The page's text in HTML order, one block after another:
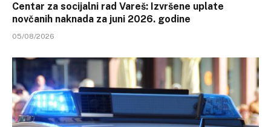
Centar za socijalni rad Vareš: Izvršene uplate
novčanih naknada za juni 2026. godine
05/08/2026